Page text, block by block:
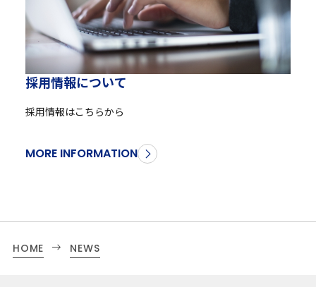
採用情報について
採用情報はこちらから
MORE INFORMATION
HOME NEWS